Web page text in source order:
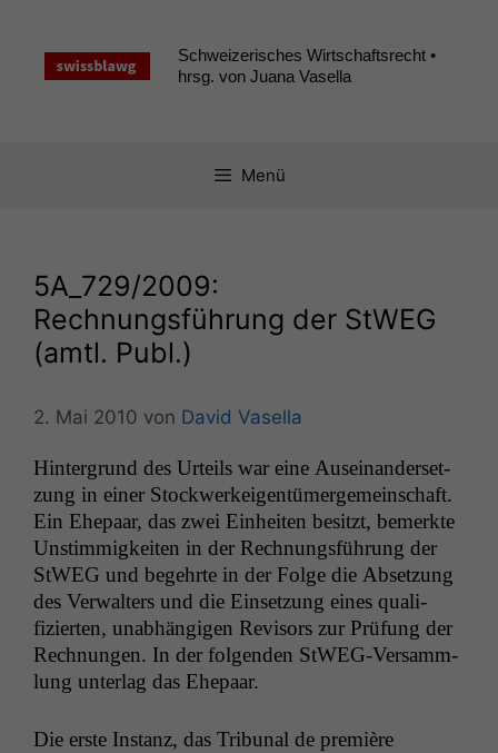
springen
Schweizerisches Wirtschaftsrecht •
hrsg. von Juana Vasella
Menü
5A_729/2009:
Rechnungsführung der StWEG
(amtl. Publ.)
2. Mai 2010 von David Vasella
Hin­ter­grund des Urteils war eine Auseinan­der­set­
zung in ein­er Stock­w­erkeigen­tümerge­mein­schaft.
Ein Ehep­aar, das zwei Ein­heit­en besitzt, bemerk­te
Unstim­migkeit­en in der Rech­nungs­führung der
StWEG und begehrte in der Folge die Abset­zung
des Ver­wal­ters und die Ein­set­zung eines qual­i­
fizierten, unab­hängi­gen Revi­sors zur Prü­fung der
Rech­nun­gen. In der fol­gen­den StWEG-Ver­samm­
lung unter­lag das Ehepaar.
Die erste Instanz, das Tri­bunal de pre­mière